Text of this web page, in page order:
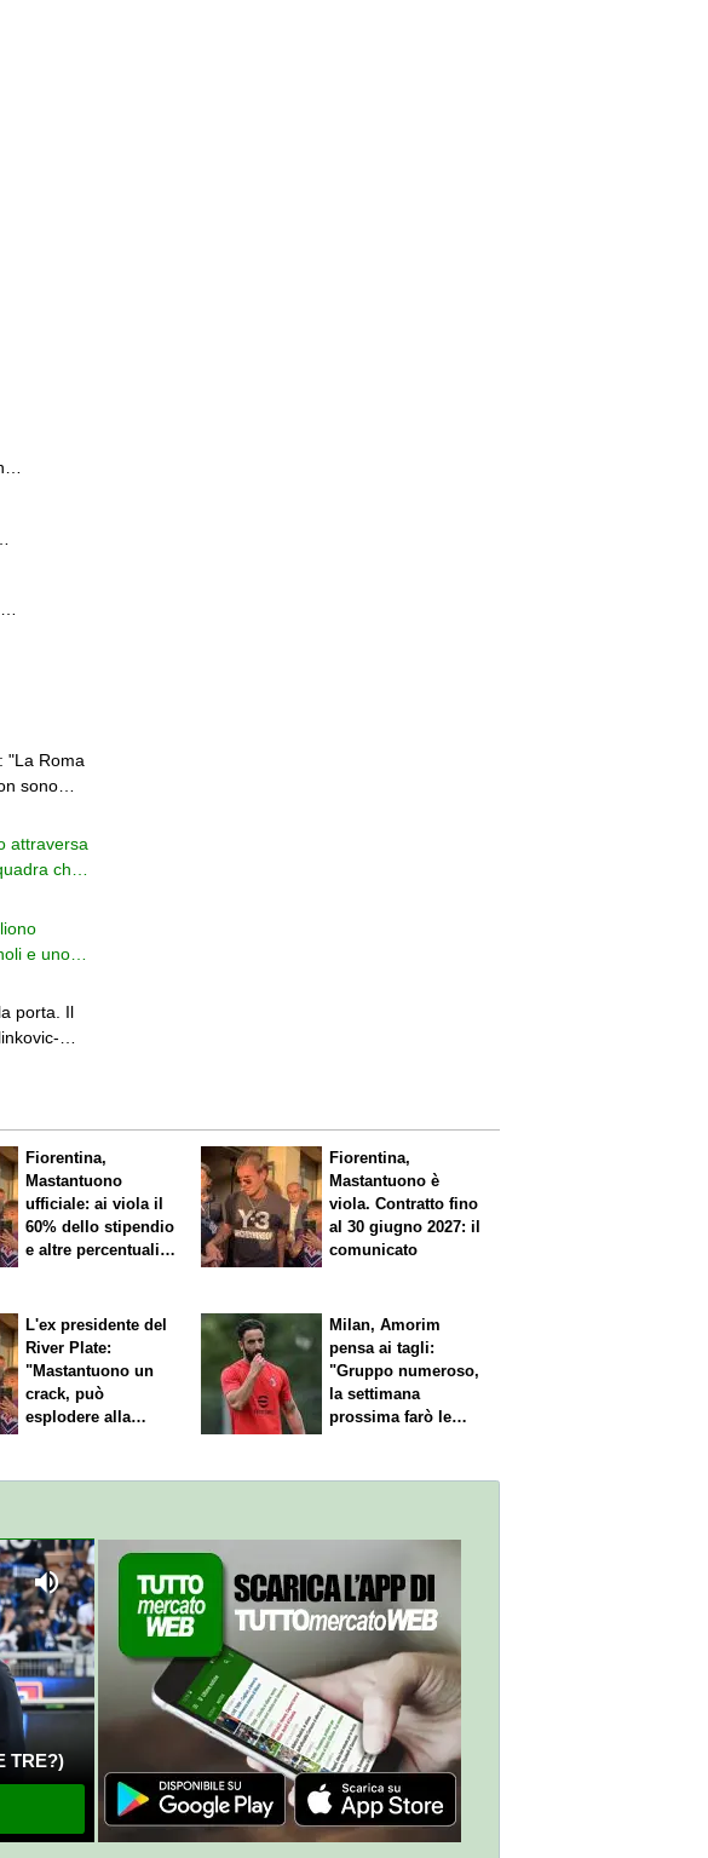
"La Roma
sono
attraversa
che
e uno
porta. Il
Fiorentina,
Mastantuono
ufficiale: ai viola il
60% dello stipendio
e altre percentuali
Fiorentina,
Mastantuono è
viola. Contratto fino
al 30 giugno 2027: il
comunicato
L'ex presidente del
River Plate:
"Mastantuono un
crack, può
esplodere alla
Milan, Amorim
pensa ai tagli:
"Gruppo numeroso,
la settimana
prossima farò le
TRE?)